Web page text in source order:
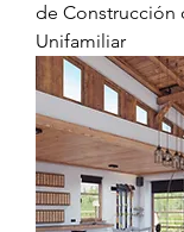
de Construcción
Unifamiliar